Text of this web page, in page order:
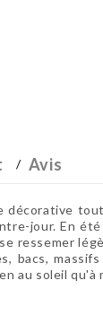
Avis
décorative
jour. En
bacs,
au soleil qu'à